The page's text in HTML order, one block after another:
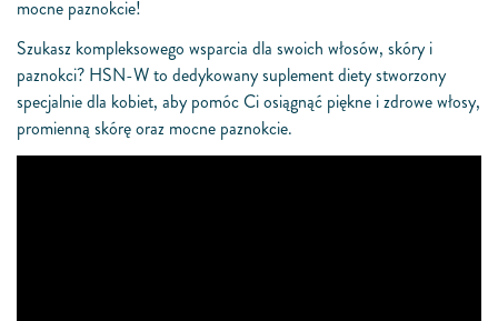
mocne paznokcie!
Szukasz kompleksowego wsparcia dla swoich włosów, skóry i
paznokci? HSN-W to dedykowany suplement diety stworzony
specjalnie dla kobiet, aby pomóc Ci osiągnąć piękne i zdrowe włosy,
promienną skórę oraz mocne paznokcie.